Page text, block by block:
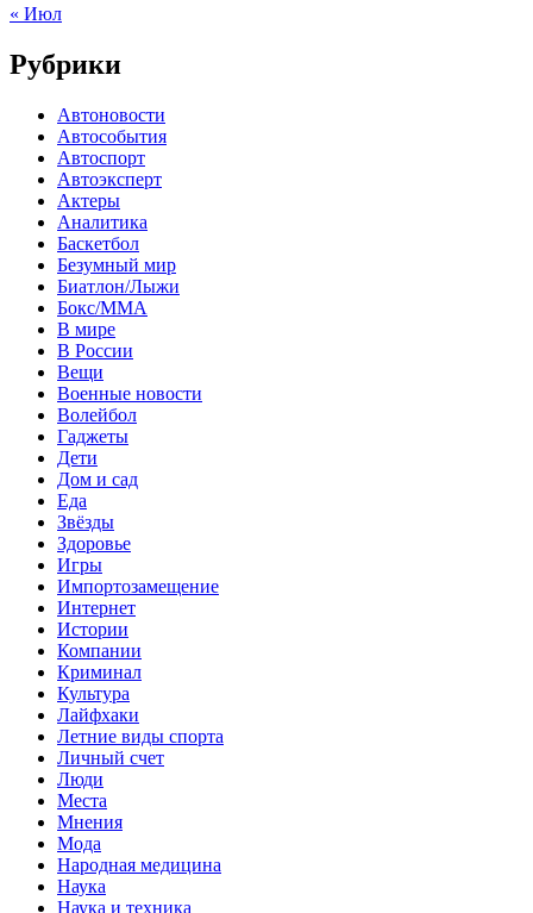
« Июл
Рубрики
Автоновости
Автособытия
Автоспорт
Автоэксперт
Актеры
Аналитика
Баскетбол
Безумный мир
Биатлон/Лыжи
Бокс/MMA
В мире
В России
Вещи
Военные новости
Волейбол
Гаджеты
Дети
Дом и сад
Еда
Звёзды
Здоровье
Игры
Импортозамещение
Интернет
Истории
Компании
Криминал
Культура
Лайфхаки
Летние виды спорта
Личный счет
Люди
Места
Мнения
Мода
Народная медицина
Наука
Наука и техника